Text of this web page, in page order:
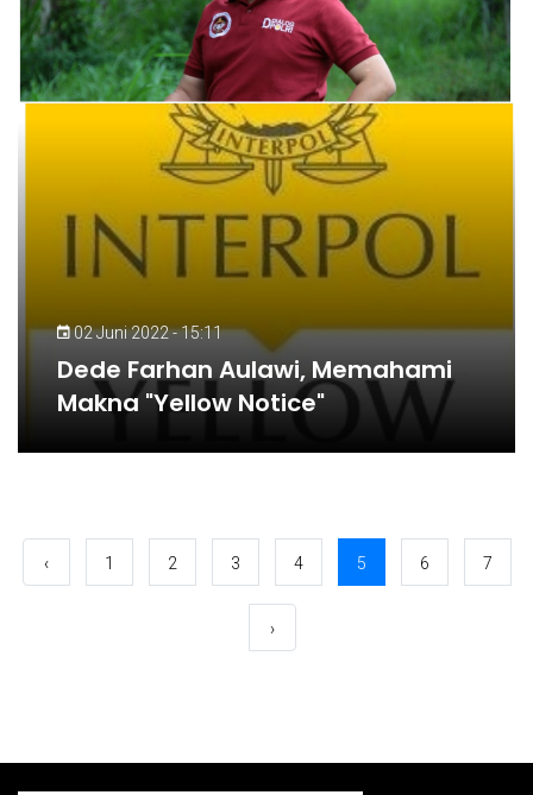
02 Juni 2022 - 15:11
Dede Farhan Aulawi, Memahami
Makna "Yellow Notice"
‹ 1 2 3 4 5 6 7
›